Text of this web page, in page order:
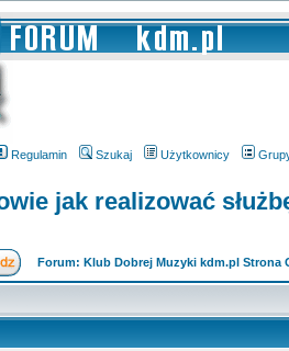
Regulamin Szukaj Użytkownicy
jak realizować
Forum: Klub Dobrej Muzyki kdm.pl Strona